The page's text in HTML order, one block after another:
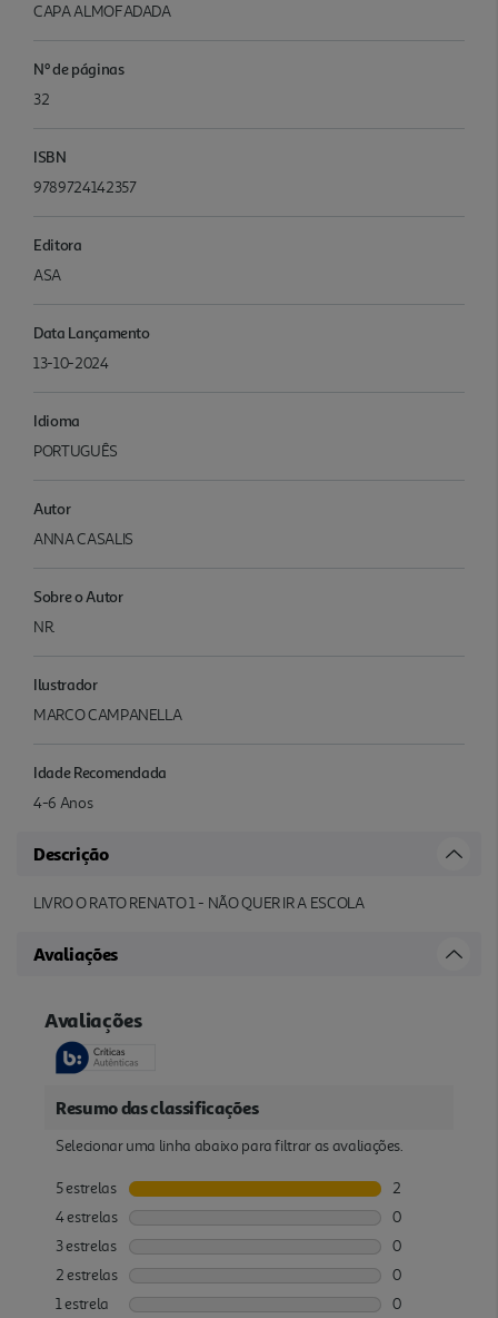
CAPA ALMOFADADA
Nº de páginas
32
ISBN
9789724142357
Editora
ASA
Data Lançamento
13-10-2024
Idioma
PORTUGUÊS
Autor
ANNA CASALIS
Sobre o Autor
NR.
Ilustrador
MARCO CAMPANELLA
Idade Recomendada
4-6 Anos
Descrição
LIVRO O RATO RENATO 1 - NÃO QUER IR A ESCOLA
Avaliações